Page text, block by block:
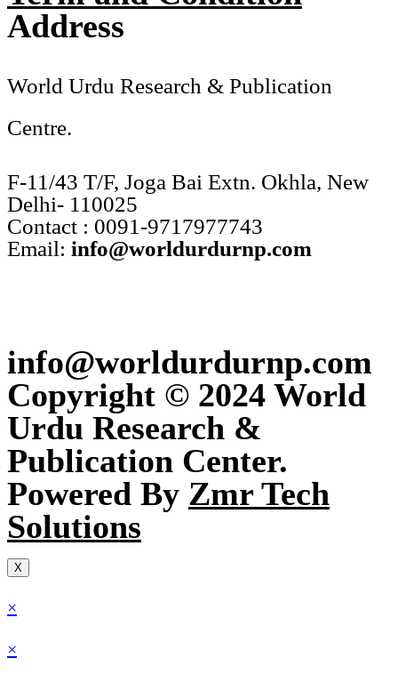
Address
World Urdu Research & Publication
Centre.
F-11/43 T/F, Joga Bai Extn. Okhla, New
Delhi- 110025
Contact : 0091-9717977743
Email: info@worldurdurnp.com
info@worldurdurnp.com
Copyright © 2024 World
Urdu Research &
Publication Center.
Powered By Zmr Tech
Solutions
X
×
×